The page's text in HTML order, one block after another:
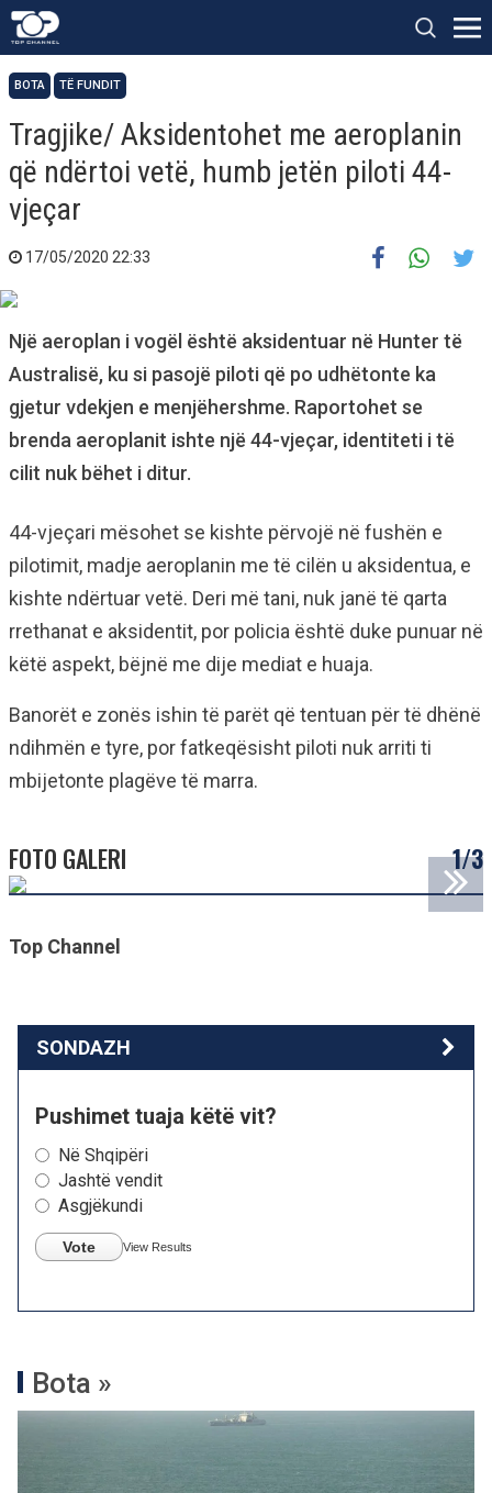
BOTA TË FUNDIT
Tragjike/ Aksidentohet me aeroplanin
që ndërtoi vetë, humb jetën piloti 44-
vjeçar
17/05/2020 22:33
Një aeroplan i vogël është aksidentuar në Hunter të
Australisë, ku si pasojë piloti që po udhëtonte ka
gjetur vdekjen e menjëhershme. Raportohet se
brenda aeroplanit ishte një 44-vjeçar, identiteti i të
cilit nuk bëhet i ditur.
44-vjeçari mësohet se kishte përvojë në fushën e
pilotimit, madje aeroplanin me të cilën u aksidentua, e
kishte ndërtuar vetë. Deri më tani, nuk janë të qarta
rrethanat e aksidentit, por policia është duke punuar në
këtë aspekt, bëjnë me dije mediat e huaja.
Banorët e zonës ishin të parët që tentuan për të dhënë
ndihmën e tyre, por fatkeqësisht piloti nuk arriti ti
mbijetonte plagëve të marra.
FOTO GALERI 1/3
Top Channel
SONDAZH
Pushimet tuaja këtë vit?
Në Shqipëri
Jashtë vendit
Asgjëkundi
Vote View Results
Bota »